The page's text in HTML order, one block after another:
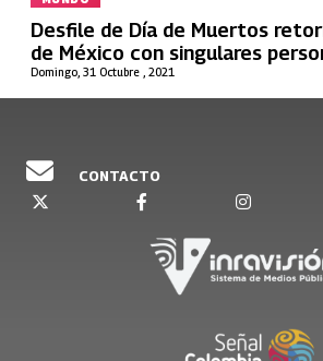
Domingo, 31 Octubre , 2021
Desfile de Día de Muertos
de México con singulares
CONTACTO